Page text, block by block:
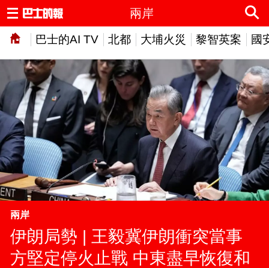
巴士的AI TV 北都 大埔火災 黎智英案 國
兩岸
兩岸
伊朗局勢 | 王毅冀伊朗衝突當事
方堅定停火止戰 中東盡早恢復和